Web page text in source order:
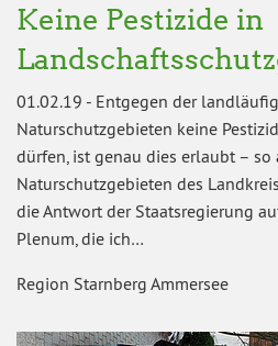
Keine Pestizide in
01.02.19 - Entgegen der
Naturschutzgebieten keine
dürfen, ist genau dies erlaubt – so
Naturschutzgebieten des
die Antwort der Staatsregierung
Plenum, die ich…
Region Starnberg Ammersee